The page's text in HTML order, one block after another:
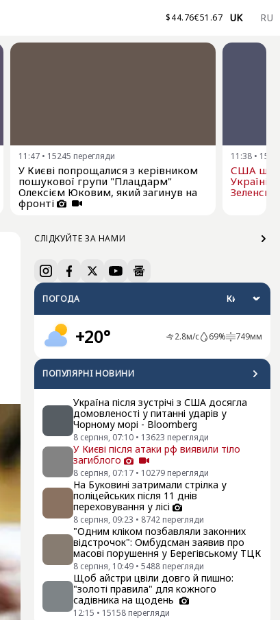
$44.76€51.67 UK RU
11:47 • 15245 перегляди
У Києві попрощалися з керівником
пошукової групи "Плацдарм"
Олексієм Юковим, який загинув на
фронті
11:38 •
США
Україні
СЛІДКУЙТЕ ЗА НАМИ
ПОГОДА
+20° 2.8м/с 69% 749мм
ПОПУЛЯРНI НОВИНИ
Україна після зустрічі з США досягла
домовленості у питанні ударів у
Чорному морі - Bloomberg
8 серпня, 07:10 • 13623 перегляди
У Києві після атаки рф виявили тіло
загиблого
8 серпня, 07:17 • 10279 перегляди
На Буковині затримали стрілка у
поліцейських після 11 днів
переховування у лісі
8 серпня, 09:23 • 8742 перегляди
"Одним кліком позбавляли законних
відстрочок": Омбудсман заявив про
масові порушення у Берегівському ТЦК
8 серпня, 10:49 • 5488 перегляди
Щоб айстри цвіли довго й пишно:
"золоті правила" для кожного
садівника на щодень
12:15 • 15158 перегляди